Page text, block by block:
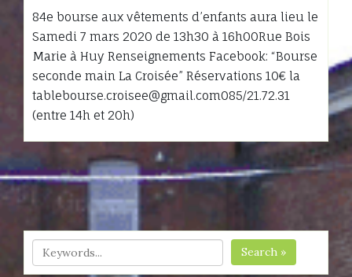
84e bourse aux vêtements d’enfants aura lieu le
Samedi 7 mars 2020 de 13h30 à 16h00Rue Bois
Marie à Huy Renseignements Facebook: “Bourse
seconde main La Croisée” Réservations 10€ la
tablebourse.croisee@gmail.com085/21.72.31
(entre 14h et 20h)
Search »